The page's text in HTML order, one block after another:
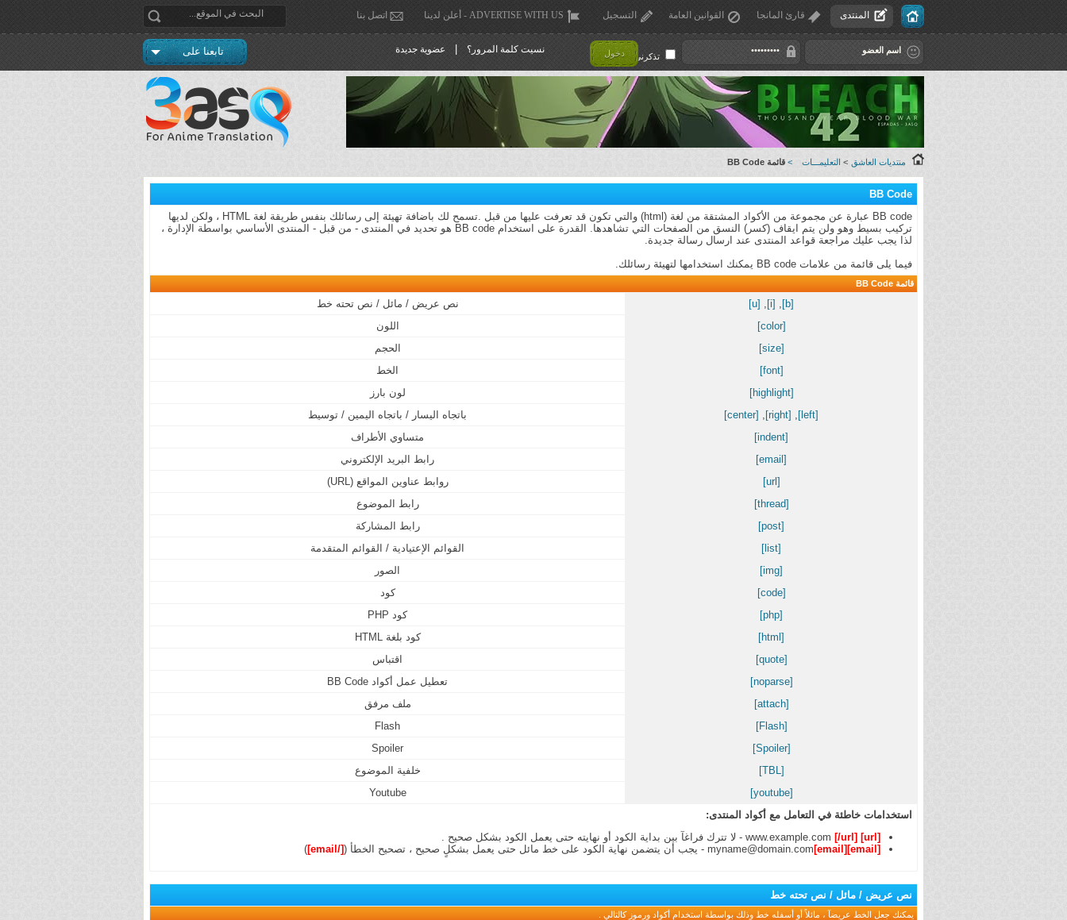
المنتدى قارئ المانجا القوانين العامة التسجيل ADVERTISE WITH US - أعلن لدينا اتصل بنا
تذكرني ! دخول نسيت كلمة المرور؟ عضوية جديدة تابعنا على
منتديات العاشق > التعليمـــات > قائمة BB Code
BB Code
BB code عبارة عن مجموعة من الأكواد المشتقة من لغة (html) والتي تكون قد تعرفت عليها من قبل .تسمح لك باضافة تهيئة إلى رسائلك بنفس طريقة لغة HTML ، ولكن لديها
تركيب بسيط وهو ولن يتم ايقاف (كسر) النسق من الصفحات التي تشاهدها. القدرة على استخدام BB code هو تحديد في المنتدى - من قبل - المنتدى الأساسي بواسطة الإدارة ،
لذا يجب عليك مراجعة قواعد المنتدى عند ارسال رسالة جديدة.
فيما يلى قائمة من علامات BB code يمكنك استخدامها لتهيئة رسائلك.
قائمة BB Code
[b]
,
[i]
,
[u]
نص عريض / مائل / نص تحته خط
[color]
اللون
[size]
الحجم
[font]
الخط
[highlight]
لون بارز
[left]
,
[right]
,
[center]
باتجاه اليسار / باتجاه اليمين / توسيط
[indent]
متساوي الأطراف
[email]
رابط البريد الإلكتروني
[url]
روابط عناوين المواقع (URL)
[thread]
رابط الموضوع
[post]
رابط المشاركة
[list]
القوائم الإعتيادية / القوائم المتقدمة
[img]
الصور
[code]
كود
[php]
كود PHP
[html]
كود بلغة HTML
[quote]
اقتباس
[noparse]
تعطيل عمل أكواد BB Code
[attach]
ملف مرفق
[Flash]
Flash
[Spoiler]
Spoiler
[TBL]
خلفية الموضوع
[youtube]
Youtube
استخدامات خاطئة في التعامل مع أكواد المنتدى:
[url]
[/url]
- لا تترك فراغآ بين بداية الكود أو نهايته حتى يعمل الكود بشكل صحيح .
[email]
myname@domain.com [email] - يجب أن يتضمن نهاية الكود على خط مائل حتى يعمل بشكلٍ صحيح ، تصحيح الخطأ ([/email]
)
نص عريض / مائل / نص تحته خط
يمكنك جعل الخط عريضآ ، مائلاً أو أسفله خط وذلك بواسطة استخدام أكواد ورموز كالتالي .